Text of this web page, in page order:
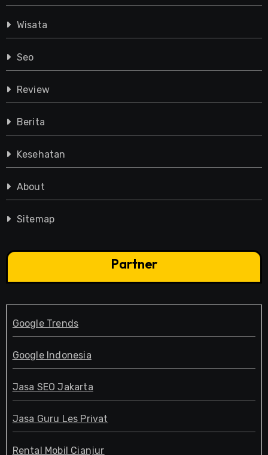
Wisata
Seo
Review
Berita
Kesehatan
About
Sitemap
Partner
Google Trends
Google Indonesia
Jasa SEO Jakarta
Jasa Guru Les Privat
Rental Mobil Cianjur